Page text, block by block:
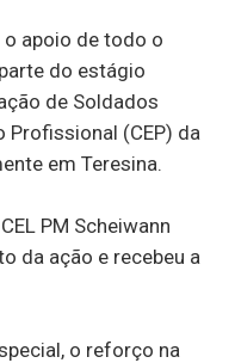
apoio de todo o
do estágio
de Soldados
Profissional (CEP) da
em Teresina.
PM Scheiwann
da ação e recebeu a
o reforço na